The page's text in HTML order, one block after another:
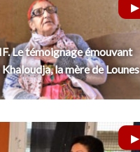
Le témoignage émouvant
la mère de Lounes